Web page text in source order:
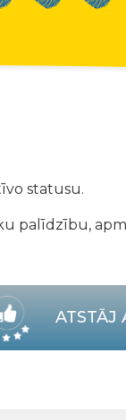
statusu.
palīdzību,
ATSTĀJ